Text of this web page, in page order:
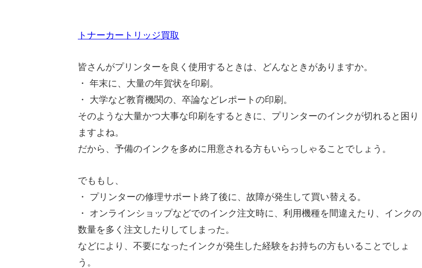
トナーカートリッジ買取
皆さんがプリンターを良く使用するときは、どんなときがありますか。
・ 年末に、大量の年賀状を印刷。
・ 大学など教育機関の、卒論などレポートの印刷。
そのような大量かつ大事な印刷をするときに、プリンターのインクが切れると困り
ますよね。
だから、予備のインクを多めに用意される方もいらっしゃることでしょう。
でももし、
・ プリンターの修理サポート終了後に、故障が発生して買い替える。
・ オンラインショップなどでのインク注文時に、利用機種を間違えたり、インクの
数量を多く注文したりしてしまった。
などにより、不要になったインクが発生した経験をお持ちの方もいることでしょ
う。